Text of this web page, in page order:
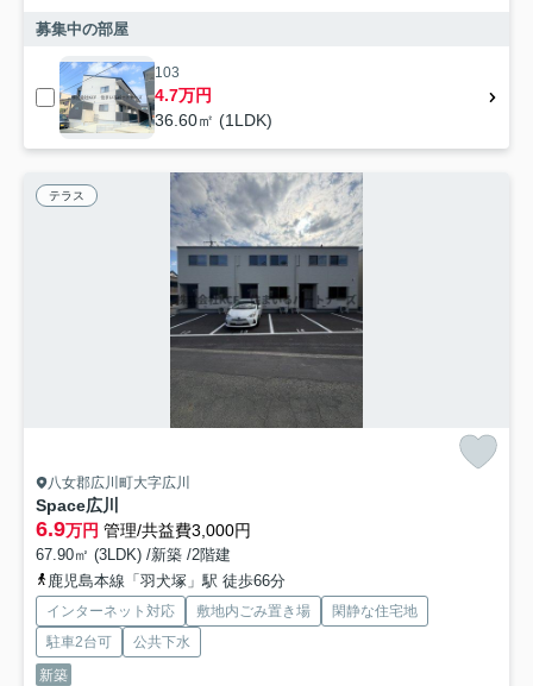
募集中の部屋
103
4.7万円
36.60㎡ (1LDK)
テラス
八女郡広川町大字広川
Space広川
6.9万円 管理/共益費3,000円
67.90㎡ (3LDK) /新築 /2階建
鹿児島本線「羽犬塚」駅 徒歩66分
インターネット対応 敷地内ごみ置き場
閑静な住宅地
駐車2台可
公共下水
新築